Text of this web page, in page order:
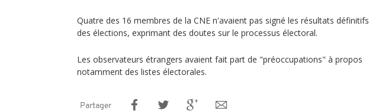
Quatre des 16 membres de la CNE n'avaient pas signé les résultats définitifs
des élections, exprimant des doutes sur le processus électoral.
Les observateurs étrangers avaient fait part de "préoccupations" à propos
notamment des listes électorales.
Partager